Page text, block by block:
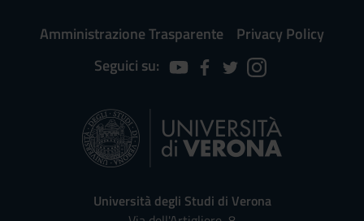
Amministrazione Trasparente
Privacy Policy
Seguici su:
Università degli Studi di Verona